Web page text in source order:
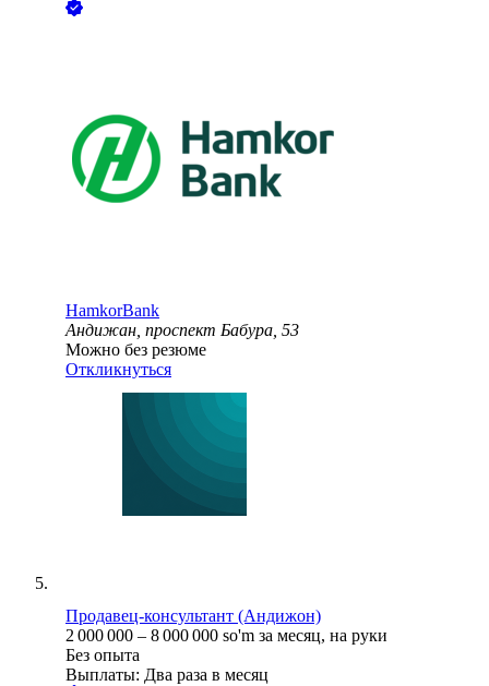
HamkorBank
Андижан, проспект Бабура, 53
Можно без резюме
Откликнуться
Продавец-консультант (Андижон)
2 000 000 – 8 000 000 so'm за месяц, на руки
Без опыта
Выплаты: Два раза в месяц